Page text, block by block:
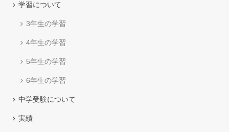
学習について
3年生の学習
4年生の学習
5年生の学習
6年生の学習
中学受験について
実績